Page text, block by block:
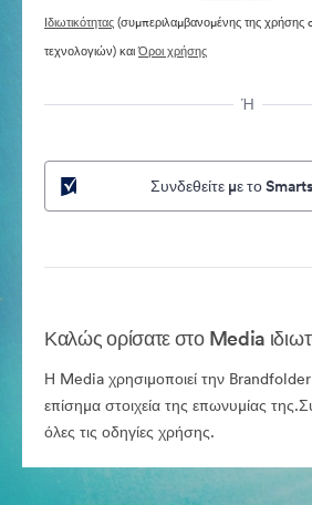
Ιδιωτικότητας(συμπεριλαμβανομένης της
τεχνολογιών) καιΌροι χρήσης
Ή
Συνδεθείτε με το
Καλώς ορίσατε στο Media
Η Media χρησιμοποιεί την
επίσημα στοιχεία της επωνυμίας
όλες τις οδηγίες χρήσης.